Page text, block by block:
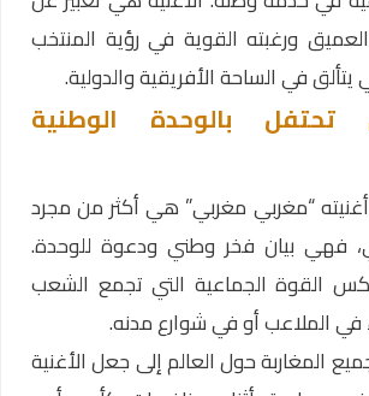
ورغبته القوية في رؤية المنتخب
في الساحة الأفريقية والدولية.
تحتفل بالوحدة الوطنية
“مغربي مغربي” هي أكثر من مجرد
فهي بيان فخر وطني ودعوة للوحدة.
القوة الجماعية التي تجمع الشعب
في الملاعب أو في شوارع مدنه.
المغاربة حول العالم إلى جعل الأغنية